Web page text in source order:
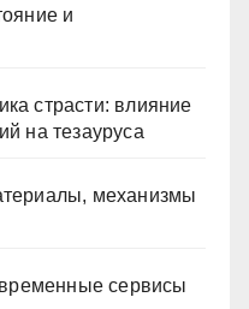
и
страсти: влияние
на тезауруса
механизмы
сервисы